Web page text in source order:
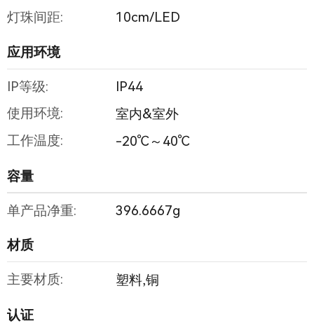
灯珠间距:
10cm/LED
应用环境
IP等级:
IP44
使用环境:
室内&室外
工作温度:
-20℃～40℃
容量
单产品净重: 396.6667g
材质
主要材质: 塑料,铜
认证